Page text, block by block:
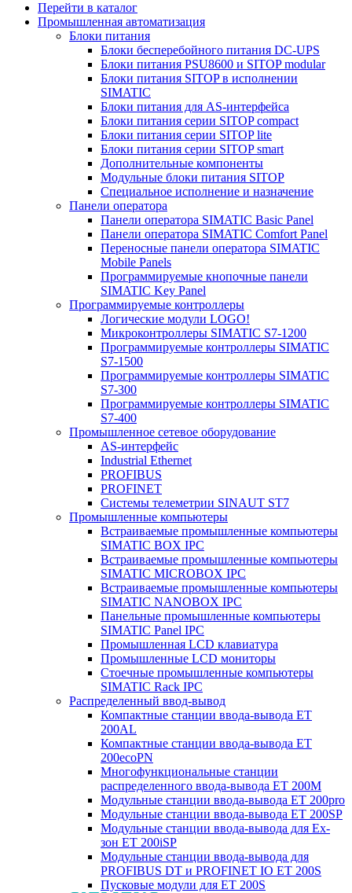
Перейти в каталог
Промышленная автоматизация
Блоки питания
Блоки бесперебойного питания DC-UPS
Блоки питания PSU8600 и SITOP modular
Блоки питания SITOP в исполнении
SIMATIC
Блоки питания для AS-интерфейса
Блоки питания серии SITOP compact
Блоки питания серии SITOP lite
Блоки питания серии SITOP smart
Дополнительные компоненты
Модульные блоки питания SITOP
Специальное исполнение и назначение
Панели оператора
Панели оператора SIMATIC Basic Panel
Панели оператора SIMATIC Comfort Panel
Переносные панели оператора SIMATIC
Mobile Panels
Программируемые кнопочные панели
SIMATIC Key Panel
Программируемые контроллеры
Логические модули LOGO!
Микроконтроллеры SIMATIC S7-1200
Программируемые контроллеры SIMATIC
S7-1500
Программируемые контроллеры SIMATIC
S7-300
Программируемые контроллеры SIMATIC
S7-400
Промышленное сетевое оборудование
AS-интерфейс
Industrial Ethernet
PROFIBUS
PROFINET
Системы телеметрии SINAUT ST7
Промышленные компьютеры
Встраиваемые промышленные компьютеры
SIMATIC BOX IPC
Встраиваемые промышленные компьютеры
SIMATIC MICROBOX IPC
Встраиваемые промышленные компьютеры
SIMATIC NANOBOX IPC
Панельные промышленные компьютеры
SIMATIC Panel IPC
Промышленная LCD клавиатура
Промышленные LCD мониторы
Стоечные промышленные компьютеры
SIMATIC Rack IPC
Распределенный ввод-вывод
Компактные станции ввода-вывода ET
200AL
Компактные станции ввода-вывода ET
200ecoPN
Многофункциональные станции
распределенного ввода-вывода ET 200M
Модульные станции ввода-вывода ET 200pro
Модульные станции ввода-вывода ET 200SP
Модульные станции ввода-вывода для Ex-
зон ET 200iSP
Модульные станции ввода-вывода для
PROFIBUS DT и PROFINET IO ET 200S
Пусковые модули для ET 200S